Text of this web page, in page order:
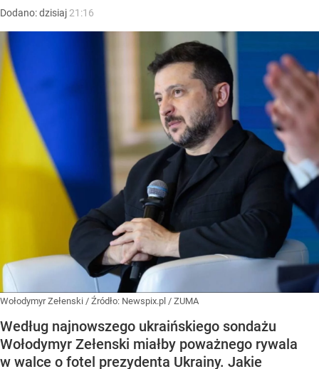
Dodano:dzisiaj 21:16
Wołodymyr Zełenski / Źródło: Newspix.pl / ZUMA
Według najnowszego ukraińskiego sondażu
Wołodymyr Zełenski miałby poważnego rywala
w walce o fotel prezydenta Ukrainy. Jakie